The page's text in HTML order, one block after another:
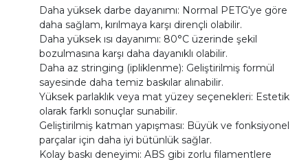
Daha yüksek darbe dayanımı: Normal PETG'ye göre
daha sağlam, kırılmaya karşı dirençli olabilir.
Daha yüksek ısı dayanımı: 80°C üzerinde şekil
bozulmasına karşı daha dayanıklı olabilir.
Daha az stringing (ipliklenme): Geliştirilmiş formül
sayesinde daha temiz baskılar alınabilir.
Yüksek parlaklık veya mat yüzey seçenekleri: Estetik
olarak farklı sonuçlar sunabilir.
Geliştirilmiş katman yapışması: Büyük ve fonksiyonel
parçalar için daha iyi bütünlük sağlar.
Kolay baskı deneyimi: ABS gibi zorlu filamentlere